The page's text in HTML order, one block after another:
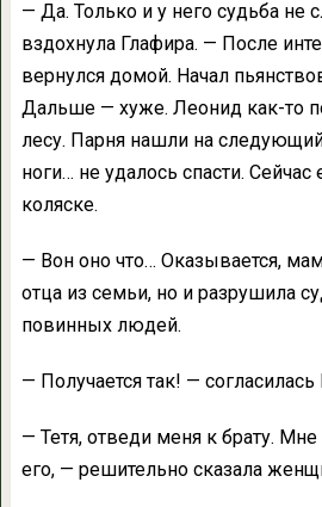
— Да. Только и у него судьба не
вздохнула Глафира. — После
вернулся домой. Начал
Дальше — хуже. Леонид как-то
лесу. Парня нашли на
ноги… не удалось спасти.
коляске.
— Вон оно что… Оказывается,
отца из семьи, но и разрушила
повинных людей.
— Получается так! — согласилась
— Тетя, отведи меня к брату.
его, — решительно сказала